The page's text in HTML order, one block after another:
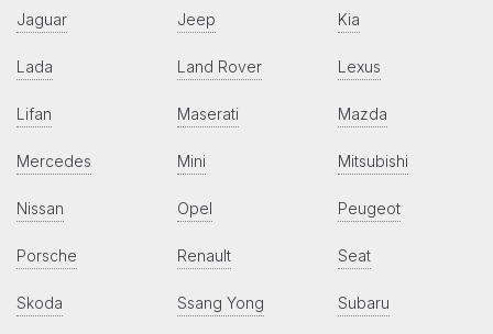
Jaguar Jeep Kia
Lada Land Rover Lexus
Lifan Maserati Mazda
Mercedes Mini Mitsubishi
Nissan Opel Peugeot
Porsche Renault Seat
Skoda Ssang Yong Subaru